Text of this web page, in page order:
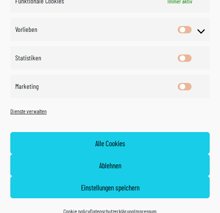
Vorlieben
Vorlieben
Statistiken
Marketing
Dienste verwalten
Alle Cookies
Ablehnen
Einstellungen speichern
Cookie policyDatenschutzerklärungImpressum
©
Cookie policy (EU)